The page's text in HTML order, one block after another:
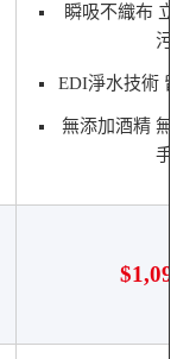
瞬吸不織布 立
污
EDI淨水技術 留
無添加酒精 無刺
手
$1,099